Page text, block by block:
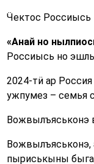
Ӵектос Россиысь
«Анай но
Россиысь но
2024-тӥ ар
ужпумез – семья
Вожвылъяськонэ
Вожвылъяськонэ,
пыриськыны